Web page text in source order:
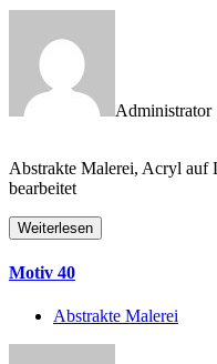
Administrator
Abstrakte Malerei, Acryl auf
bearbeitet
Weiterlesen
Motiv 40
Abstrakte Malerei